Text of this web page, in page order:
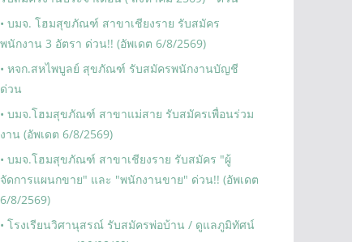
• บมจ. โฮมสุขภัณฑ์ สาขาเชียงราย รับสมัคร
พนักงาน 3 อัตรา ด่วน!! (อัพเดต 6/8/2569)
• หจก.สหไพบูลย์ สุขภัณฑ์ รับสมัครพนักงานบัญชี
ด่วน
• บมจ.โฮมสุขภัณฑ์ สาขาแม่สาย รับสมัครเพื่อนร่วม
งาน (อัพเดต 6/8/2569)
• บมจ.โฮมสุขภัณฑ์ สาขาเชียงราย รับสมัคร "ผู้
จัดการแผนกขาย" และ "พนักงานขาย" ด่วน!! (อัพเดต
6/8/2569)
• โรงเรียนวิศานุสรณ์ รับสมัครพ่อบ้าน / ดูแลภูมิทัศน์